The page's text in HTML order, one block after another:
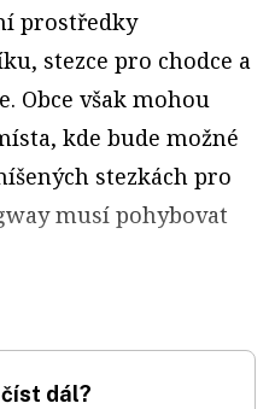
prostředky
stezce pro chodce a
Obce však mohou
kde bude možné
stezkách pro
musí pohybovat
dál?